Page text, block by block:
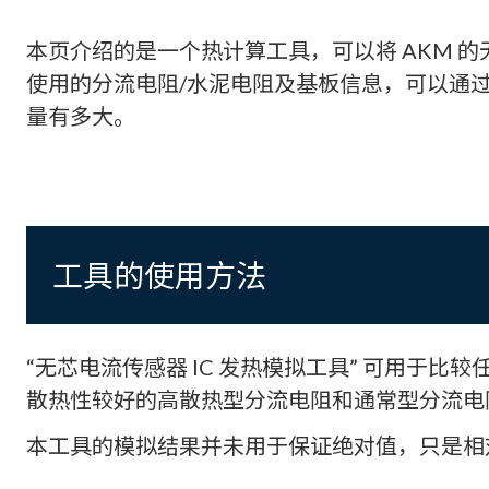
本页介绍的是一个热计算工具，可以将 AKM
使用的分流电阻/水泥电阻及基板信息，可以通
量有多大。
工具的使用方法
“无芯电流传感器 IC 发热模拟工具” 可用于比
散热性较好的高散热型分流电阻和通常型分流
本工具的模拟结果并未用于保证绝对值，只是